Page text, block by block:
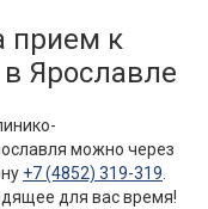
прием к
Ярославле
можно через
+7 (4852) 319-319
для вас время!